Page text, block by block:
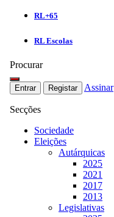
RL+65
RL Escolas
Procurar
Entrar Registar Assinar
Secções
Sociedade
Eleições
Autárquicas
2025
2021
2017
2013
Legislativas